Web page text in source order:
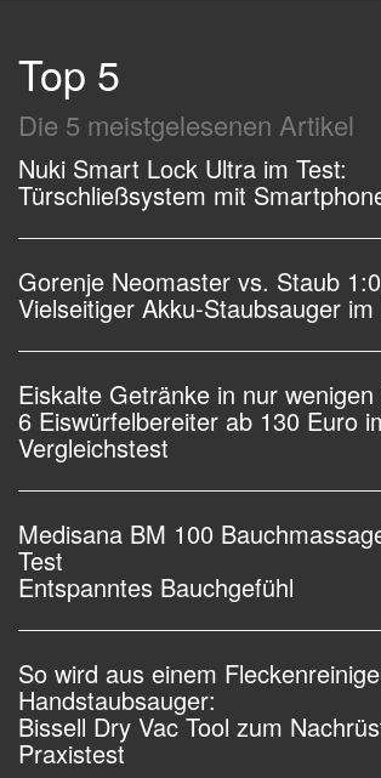
Top 5
Die 5 meistgelesenen Artikel
Nuki Smart Lock Ultra im Test:
Türschließsystem mit
Gorenje Neomaster vs. Staub 1:0
Vielseitiger Akku-Staubsauger im
Eiskalte Getränke in nur
6 Eiswürfelbereiter ab 130 Euro
Vergleichstest
Medisana BM 100
Test
Entspanntes Bauchgefühl
So wird aus einem
Handstaubsauger:
Bissell Dry Vac Tool zum
Praxistest